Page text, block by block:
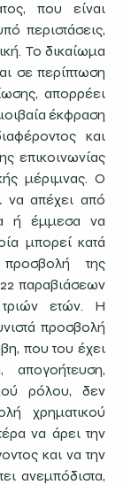
που είναι
περιστάσεις,
Το δικαίωμα
σε περίπτωση
απορρέει
έκφραση
και
επικοινωνίας
μέριμνας. Ο
να απέχει από
ή έμμεσα να
μπορεί κατά
της
παραβιάσεων
τριών ετών. Η
προσβολή
που του έχει
απογοήτευση,
ρόλου, δεν
χρηματικού
να άρει την
και να την
ανεμπόδιστα,